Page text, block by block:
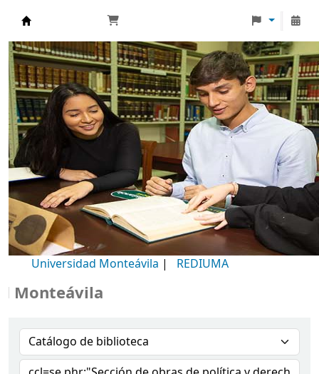
Biblioteca Universidad Monteávila
Universidad Monteávila | REDIUMA